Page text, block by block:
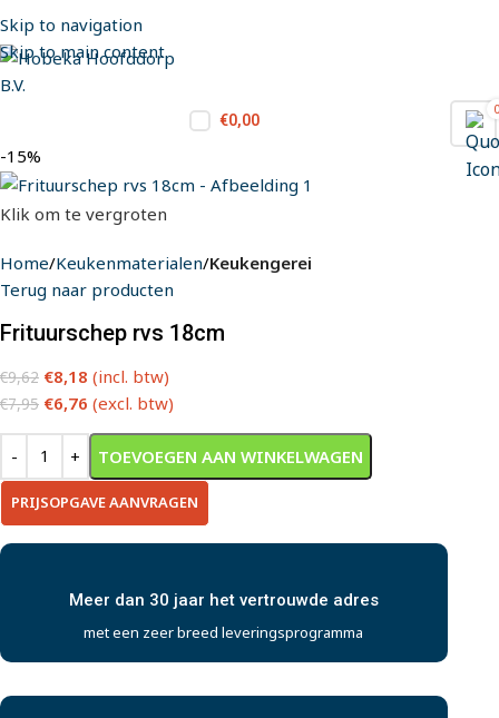
Skip to navigation
Skip to main content
0
€0,00
-15%
Klik om te vergroten
Home Keukenmaterialen Keukengerei
Terug naar producten
Frituurschep rvs 18cm
€9,62 €8,18 (incl. btw)
€7,95 €6,76 (excl. btw)
TOEVOEGEN AAN WINKELWAGEN
PRIJSOPGAVE AANVRAGEN
Meer dan 30 jaar het vertrouwde adres
met een zeer breed leveringsprogramma